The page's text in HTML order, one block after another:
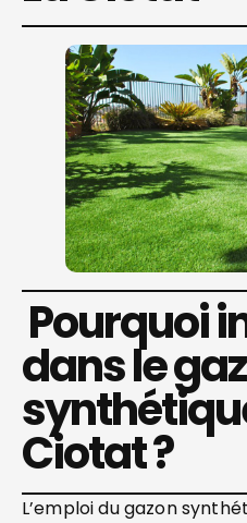
Pourquoi
dans le
Ciotat ?
L’emploi du gazon